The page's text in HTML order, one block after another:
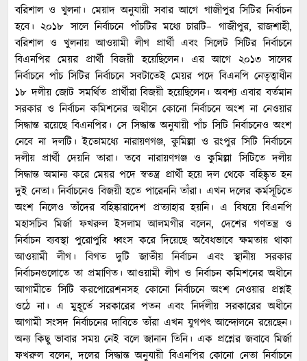
বরিশাল ও খুলনা। মেয়াদ অনুযায়ী সবার আগে গাজীপুর সিটির নির্বাচন
হবে। ২০১৮ সালে নির্বাচনে পাঁচটির মধ্যে চারটি– গাজীপুর, রাজশাহী,
বরিশাল ও খুলনায় আওয়ামী লীগ প্রার্থী এবং সিলেট সিটির নির্বাচনে
বিএনপির মেয়র প্রার্থী বিজয়ী হয়েছিলেন। এর আগে ২০১৩ সালের
নির্বাচনে পাঁচ সিটির নির্বাচনে সবটাতেই মেয়র পদে বিএনপি নেতৃত্বাধীন
১৮ দলীয় জোট সমর্থিত প্রার্থীরা বিজয়ী হয়েছিলেন। অবশ্য এবার বর্তমান
সরকার ও নির্বাচন কমিশনের অধীনে কোনো নির্বাচনে অংশ না নেওয়ার
সিদ্ধান্ত রয়েছে বিএনপির। সে সিদ্ধান্ত অনুযায়ী পাঁচ সিটি নির্বাচনেও অংশ
নেবে না দলটি। ইতোমধ্যে নারায়ণগঞ্জ, কুমিল্লা ও রংপুর সিটি নির্বাচনে
দলীয় প্রার্থী দেয়নি তারা। তবে নারায়ণগঞ্জ ও কুমিল্লা সিটিতে দলীয়
সিদ্ধান্ত অমান্য করে মেয়র পদে স্বতন্ত্র প্রার্থী হয়ে দল থেকে বহিষ্কৃত হন
দুই নেতা। নির্বাচনেও বিজয়ী হতে পারেননি তাঁরা। এখন দলের কর্মসূচিতে
অংশ নিলেও তাঁদের বহিষ্কারাদেশ প্রত্যাহার হয়নি। এ বিষয়ে বিএনপি
মহাসচিব মির্জা ফখরুল ইসলাম আলমগীর বলেন, দেশের গণতন্ত্র ও
নির্বাচন ব্যবস্থা পুরোপুরি ধ্বংস করে দিয়েছে অবৈধভাবে ক্ষমতায় থাকা
আওয়ামী লীগ। বিগত দুটি জাতীয় নির্বাচন এবং স্থানীয় সরকার
নির্বাচনগুলোতে তা প্রমাণিত। আওয়ামী লীগ ও নির্বাচন কমিশনের অধীনে
আগামীতে সিটি করপোরেশনসহ কোনো নির্বাচনে অংশ নেওয়ার প্রশ্নই
ওঠে না। এ মুহূর্তে সরকারের পতন এবং নির্দলীয় সরকারের অধীনে
আগামী সংসদ নির্বাচনের দাবিতে তাঁরা এখন যুগপৎ আন্দোলনে রয়েছেন।
অন্য কিছু ভাবার সময় নেই বলে জানান তিনি। এক প্রশ্নের জবাবে মির্জা
ফখরুল বলেন, দলের সিদ্ধান্ত অনুযায়ী বিএনপির কোনো নেতা নির্বাচনে